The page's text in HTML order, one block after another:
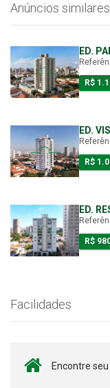
Anúncios similares
ED.
R$
ED.
R$
ED.
R$
Facilidades
Encontre seu